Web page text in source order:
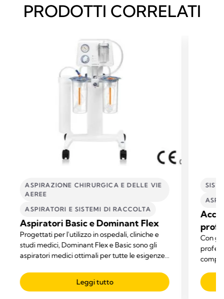
PRODOTTI CORRELATI
ASPIRAZIONE CHIRURGICA E DELLE VIE
AEREE
ASPIRATORI E SISTEMI DI RACCOLTA​
Aspiratori Basic e Dominant Flex
Progettati per l'utilizzo in ospedali, cliniche e
studi medici, Dominant Flex e Basic sono gli
aspiratori medici ottimali per tutte le esigenze
Leggi tutto
Con gli